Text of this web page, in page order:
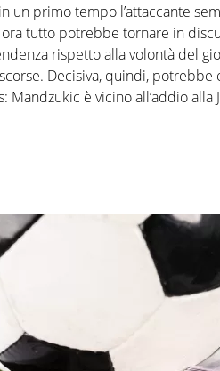
un primo tempo l’attaccante
ora tutto potrebbe tornare in
rispetto alla volontà del
Decisiva, quindi, potrebbe
Mandzukic è vicino all’addio